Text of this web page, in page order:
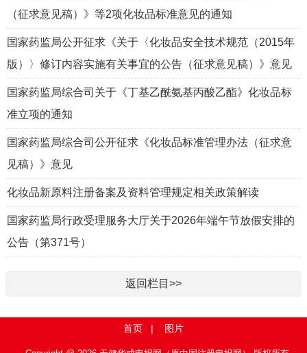
（征求意见稿）》等2项化妆品标准意见的通知
国家药监局公开征求《关于〈化妆品安全技术规范（2015年
版）〉修订内容实施有关事宜的公告（征求意见稿）》意见
国家药监局综合司关于《丁基乙酰氨基丙酸乙酯》化妆品标
准立项的通知
国家药监局综合司公开征求《化妆品标准管理办法（征求意
见稿）》意见
化妆品新原料注册备案及资料管理规定相关政策解读
国家药监局行政受理服务大厅关于2026年端午节放假安排的
公告（第371号）
返回栏目>>
首页 | 图片